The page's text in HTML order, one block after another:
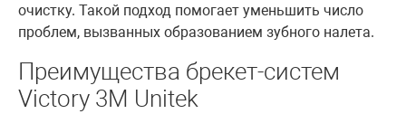
очистку. Такой подход помогает уменьшить число
проблем, вызванных образованием зубного налета.
Преимущества брекет-систем
Victory 3M Unitek